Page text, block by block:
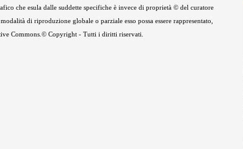
che esula dalle suddette specifiche è invece di proprietà © del curatore
di riproduzione globale o parziale esso possa essere rappresentato,
Commons.© Copyright - Tutti i diritti riservati.